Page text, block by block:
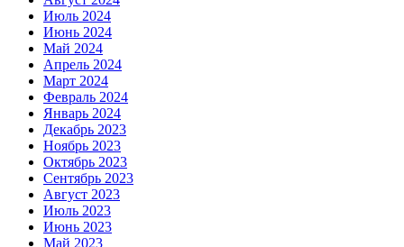
Июль 2024
Июнь 2024
Май 2024
Апрель 2024
Март 2024
Февраль 2024
Январь 2024
Декабрь 2023
Ноябрь 2023
Октябрь 2023
Сентябрь 2023
Август 2023
Июль 2023
Июнь 2023
Май 2023